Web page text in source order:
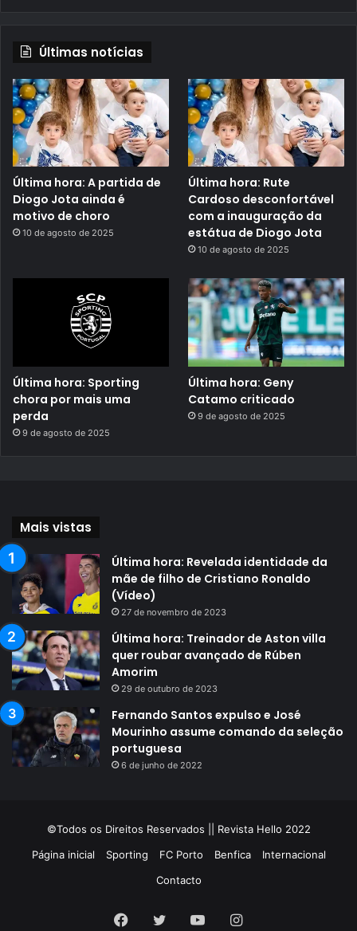
Últimas notícias
Última hora: A partida de
Diogo Jota ainda é
motivo de choro
10 de agosto de 2025
Última hora: Rute
Cardoso desconfortável
com a inauguração da
estátua de Diogo Jota
10 de agosto de 2025
Última hora: Sporting
chora por mais uma
perda
9 de agosto de 2025
Última hora: Geny
Catamo criticado
9 de agosto de 2025
Mais vistas
Última hora: Revelada identidade da
mãe de filho de Cristiano Ronaldo
(Vídeo)
27 de novembro de 2023
Última hora: Treinador de Aston villa
quer roubar avançado de Rúben
Amorim
29 de outubro de 2023
Fernando Santos expulso e José
Mourinho assume comando da seleção
portuguesa
6 de junho de 2022
©Todos os Direitos Reservados || Revista Hello 2022
Página inicial
Sporting FC Porto Benfica
Internacional
Contacto
Facebook
TwitterYouTubeInstagram